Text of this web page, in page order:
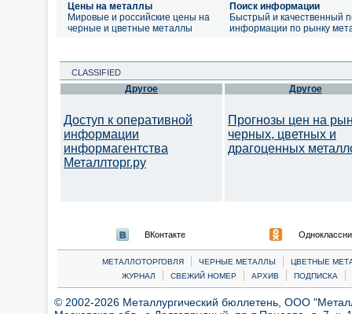
Цены на металлы
Мировые и российские цены на
черные и цветные металлы
Поиск информации
Быстрый и качественный
информации по рынку
CLASSIFIED
Другое
Доступ к оперативной
информации
информагентства
Металлторг.ру
Другое
Прогнозы цен на
черных, цветных и
драгоценных
ВКонтакте
МЕТАЛЛОТОРГОВЛЯ | ЧЕРНЫЕ МЕТАЛЛЫ |
ЦВЕТНЫЕ
ЖУРНАЛ
| СВЕЖИЙ НОМЕР | АРХИВ | ПОДПИСКА |
© 2002-2026 Металлургический бюллетень, ООО